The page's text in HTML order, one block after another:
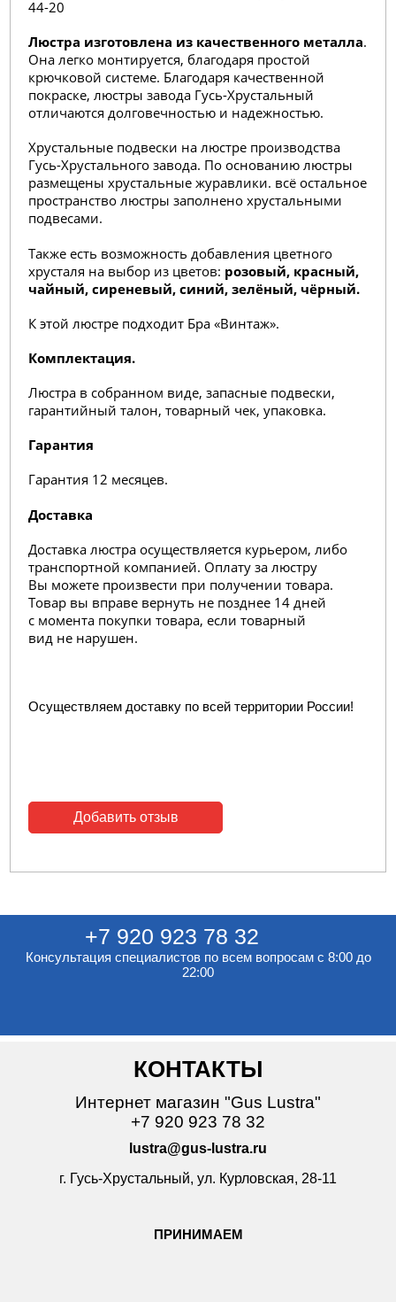
44-20
Люстра изготовлена из качественного металла.
Она легко монтируется, благодаря простой
крючковой системе. Благодаря качественной
покраске, люстры завода Гусь-Хрустальный
отличаются долговечностью и надежностью.
Хрустальные подвески на люстре производства
Гусь-Хрустального завода. По основанию люстры
размещены хрустальные журавлики. всё остальное
пространство люстры заполнено хрустальными
подвесами.
Также есть возможность добавления цветного
хрусталя на выбор из цветов: розовый, красный,
чайный, сиреневый, синий, зелёный, чёрный.
К этой люстре подходит Бра «Винтаж».
Комплектация.
Люстра в собранном виде, запасные подвески,
гарантийный талон, товарный чек, упаковка.
Гарантия
Гарантия 12 месяцев.
Доставка
Доставка люстра осуществляется курьером, либо
транспортной компанией. Оплату за люстру
Вы можете произвести при получении товара.
Товар вы вправе вернуть не позднее 14 дней
с момента покупки товара, если товарный
вид не нарушен.
Осуществляем доставку по всей территории России!
Добавить отзыв
+7 920 923 78 32
Консультация специалистов по всем вопросам с 8:00 до
22:00
КОНТАКТЫ
Интернет магазин "Gus Lustra"
+7 920 923 78 32
lustra@gus-lustra.ru
г. Гусь-Хрустальный, ул. Курловская, 28-11
ПРИНИМАЕМ